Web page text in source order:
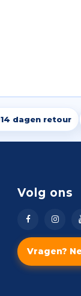
14 dagen retour
Volg ons
Vragen?